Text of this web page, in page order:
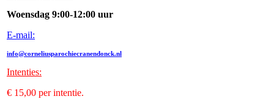
Woensdag 9:00-12:00 uur
E-mail:
info@corneliusparochiecranendonck.nl
Intenties:
€ 15,00 per intentie.